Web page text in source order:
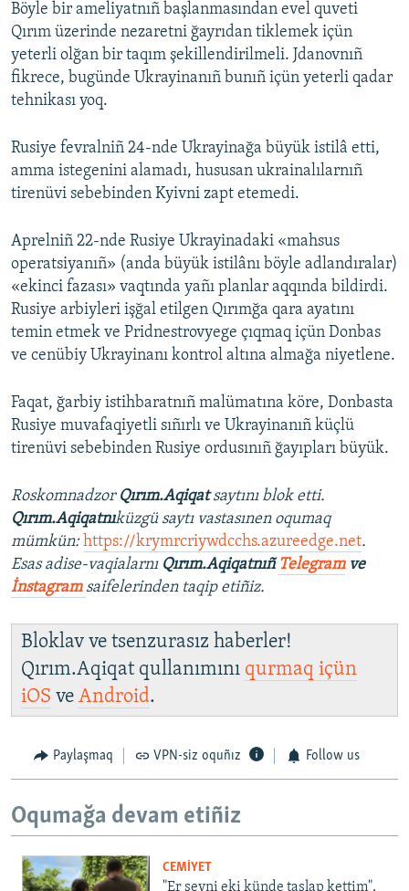
Böyle bir ameliyatnıñ başlanmasından evel quveti
Qırım üzerinde nezaretni ğayrıdan tiklemek içün
yeterli olğan bir taqım şekillendirilmeli. Jdanovnıñ
fikrece, bugünde Ukrayinanıñ bunıñ içün yeterli qadar
tehnikası yoq.
Rusiye fevralniñ 24-nde Ukrayinağa büyük istilâ etti,
amma istegenini alamadı, hususan ukrainalılarnıñ
tirenüvi sebebinden Kyivni zapt etemedi.
Aprelniñ 22-nde Rusiye Ukrayinadaki «mahsus
operatsiyanıñ» (anda büyük istilânı böyle adlandıralar)
«ekinci fazası» vaqtında yañı planlar aqqında bildirdi.
Rusiye arbiyleri işğal etilgen Qırımğa qara ayatını
temin etmek ve Pridnestrovyege çıqmaq içün Donbas
ve cenübiy Ukrayinanı kontrol altına almağa niyetlene.
Faqat, ğarbiy istihbaratnıñ malümatına köre, Donbasta
Rusiye muvafaqiyetli sıñırlı ve Ukrayinanıñ küçlü
tirenüvi sebebinden Rusiye ordusınıñ ğayıpları büyük.
Roskomnadzor Qırım.Aqiqatsaytını blok etti.
Qırım.Aqiqatnıküzgü saytı vastasınen oqumaq
mümkün:https://krymrcriywdcchs.azureedge.net.
Esas adise-vaqialarnı Qırım.Aqiqatnıñ Telegramve
İnstagram saifelerinden taqip etiñiz.
Bloklav ve tsenzurasız haberler!
Qırım.Aqiqat qullanımını qurmaq içün
iOS ve Android.
Paylaşmaq VPN-siz oquñız Follow us
Oqumağa devam etiñiz
CEMİYET
"Er şeyni eki künde taşlap kettim".